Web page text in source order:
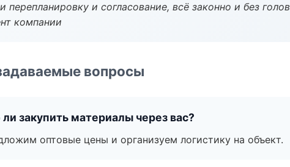
перепланировку и согласование, всё законно и без
компании
вопросы
закупить материалы через вас?
оптовые цены и организуем логистику на объект.